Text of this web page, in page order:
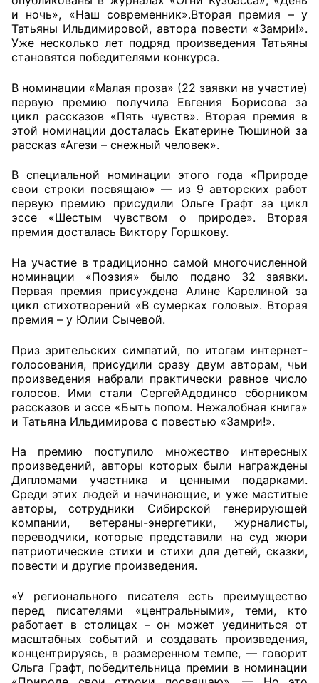
и ночь», «Наш современник».Вторая премия – у
Татьяны Ильдимировой, автора повести «Замри!».
Уже несколько лет подряд произведения Татьяны
становятся победителями конкурса.
В номинации «Малая проза» (22 заявки на участие)
первую премию получила Евгения Борисова за
цикл рассказов «Пять чувств». Вторая премия в
этой номинации досталась Екатерине Тюшиной за
рассказ «Агези – снежный человек».
В специальной номинации этого года «Природе
свои строки посвящаю» — из 9 авторских работ
первую премию присудили Ольге Графт за цикл
эссе «Шестым чувством о природе». Вторая
премия досталась Виктору Горшкову.
На участие в традиционно самой многочисленной
номинации «Поэзия» было подано 32 заявки.
Первая премия присуждена Алине Карелиной за
цикл стихотворений «В сумерках головы». Вторая
премия – у Юлии Сычевой.
Приз зрительских симпатий, по итогам интернет-
голосования, присудили сразу двум авторам, чьи
произведения набрали практически равное число
голосов. Ими стали СергейАдодинсо сборником
рассказов и эссе «Быть попом. Нежалобная книга»
и Татьяна Ильдимирова с повестью «Замри!».
На премию поступило множество интересных
произведений, авторы которых были награждены
Дипломами участника и ценными подарками.
Среди этих людей и начинающие, и уже маститые
авторы, сотрудники Сибирской генерирующей
компании, ветераны-энергетики, журналисты,
переводчики, которые представили на суд жюри
патриотические стихи и стихи для детей, сказки,
повести и другие произведения.
«У регионального писателя есть преимущество
перед писателями «центральными», теми, кто
работает в столицах – он может уединиться от
масштабных событий и создавать произведения,
концентрируясь, в размеренном темпе, — говорит
Ольга Графт, победительница премии в номинации